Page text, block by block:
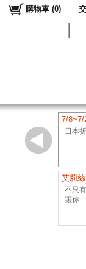
購物車 (0)
7/8~7/
日本
艾莉
不只
讓你